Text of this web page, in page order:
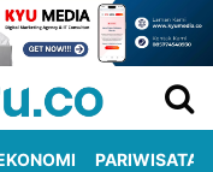
PARIWISATA